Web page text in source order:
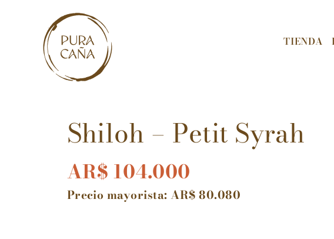
content
TIENDA
Shiloh – Petit Syrah
AR$ 104.000
Precio mayorista: AR$ 80.080